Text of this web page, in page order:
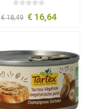
€ 18,49 € 16,64